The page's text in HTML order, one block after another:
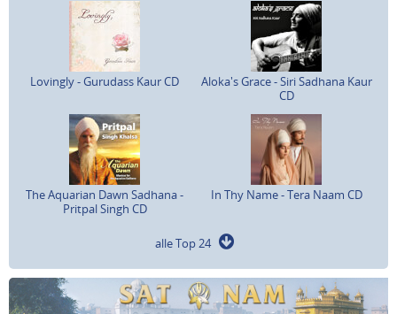
Lovingly - Gurudass Kaur CD
Aloka's Grace - Siri Sadhana Kaur
CD
The Aquarian Dawn Sadhana -
Pritpal Singh CD
In Thy Name - Tera Naam CD
alle Top 24